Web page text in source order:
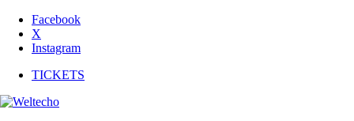
Facebook
X
Instagram
TICKETS